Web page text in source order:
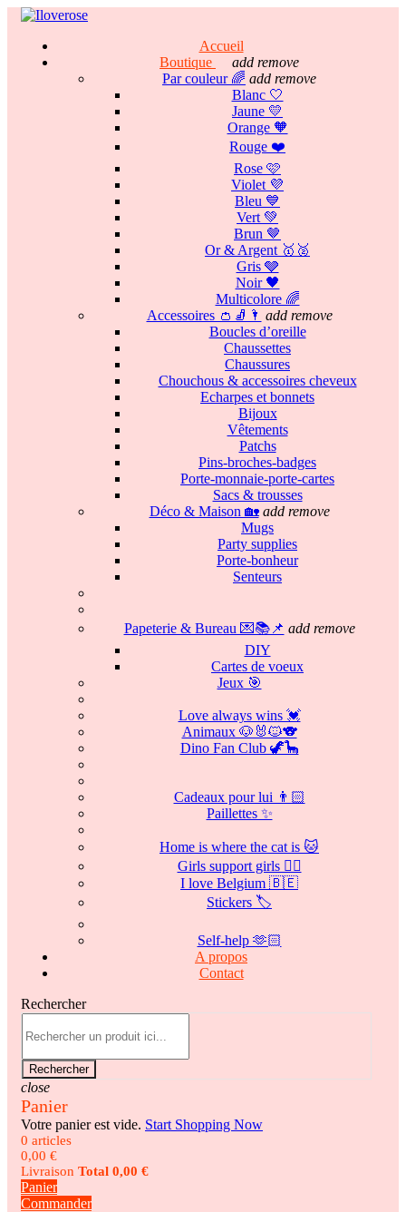
Accueil
Boutique
add remove
Par couleur 🌈 add remove
Blanc 🤍
Jaune 💛
Orange 🧡
Rouge ❤️
Rose 🩷
Violet 💜
Bleu 💙
Vert 💚
Brun 🤎
Or & Argent 🥇🥈
Gris 🩶
Noir 🖤
Multicolore 🌈
Accessoires 👛🧦🌂 add remove
Boucles d’oreille
Chaussettes
Chaussures
Chouchous & accessoires cheveux
Echarpes et bonnets
Bijoux
Vêtements
Patchs
Pins-broches-badges
Porte-monnaie-porte-cartes
Sacs & trousses
Déco & Maison 🏡 add remove
Mugs
Party supplies
Porte-bonheur
Senteurs
Papeterie & Bureau 💌📚📌 add remove
DIY
Cartes de voeux
Jeux 🎯
Love always wins 💓
Animaux 🐶🐰🐱🐨
Dino Fan Club 🦖🦕
Cadeaux pour lui 👨🏻
Paillettes ✨
Home is where the cat is 🐱
Girls support girls 👯‍♀️
I love Belgium 🇧🇪
Stickers 🏷️
Self-help 🫶🏻
A propos
Contact
Rechercher
Rechercher
close
Panier
Votre panier est vide. Start Shopping Now
0 articles
0,00 €
Livraison Total 0,00 €
Panier
Commander